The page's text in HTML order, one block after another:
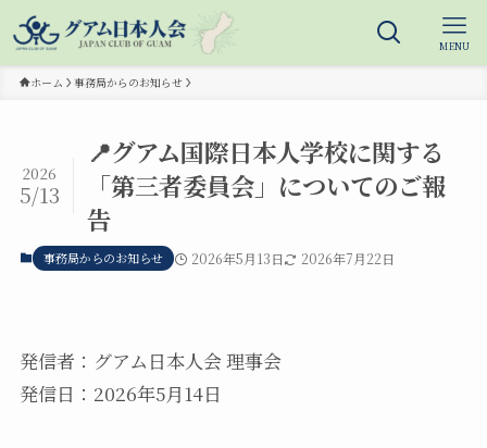
MENU
ホーム 事務局からのお知らせ
📍グアム国際日本人学校に関する
「第三者委員会」についてのご報
告
2026
5/13
事務局からのお知らせ 2026年5月13日 2026年7月22日
発信者：グアム日本人会 理事会
発信日：2026年5月14日